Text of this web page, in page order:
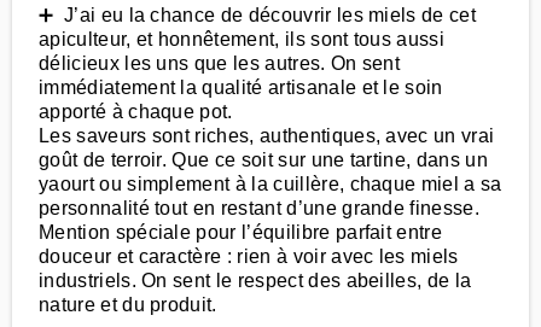
➕ J’ai eu la chance de découvrir les miels de cet
apiculteur, et honnêtement, ils sont tous aussi
délicieux les uns que les autres. On sent
immédiatement la qualité artisanale et le soin
apporté à chaque pot.
Les saveurs sont riches, authentiques, avec un vrai
goût de terroir. Que ce soit sur une tartine, dans un
yaourt ou simplement à la cuillère, chaque miel a sa
personnalité tout en restant d’une grande finesse.
Mention spéciale pour l’équilibre parfait entre
douceur et caractère : rien à voir avec les miels
industriels. On sent le respect des abeilles, de la
nature et du produit.